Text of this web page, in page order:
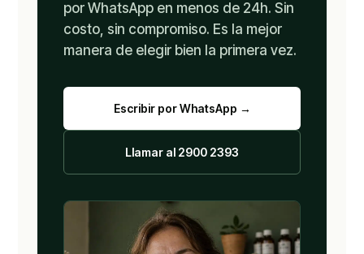
por WhatsApp en menos de 24h. Sin
costo, sin compromiso. Es la mejor
manera de elegir bien la primera vez.
Escribir por WhatsApp →
Llamar al 2900 2393